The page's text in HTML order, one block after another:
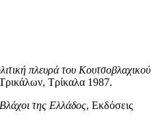
πλευρά του Κουτσοβλαχικού
Τρίκαλα 1987.
της Ελλάδος, Εκδόσεις